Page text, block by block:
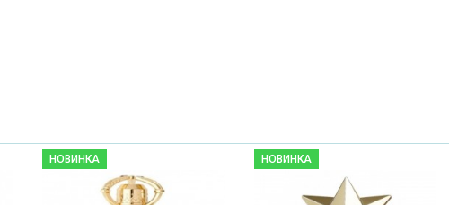
НОВИНКА НОВИНКА